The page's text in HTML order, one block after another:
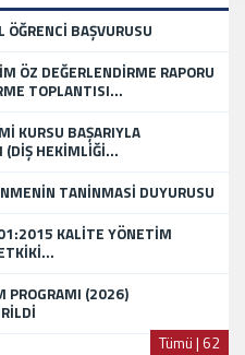
ÖĞRENCİ BAŞVURUSU
ÖZ DEĞERLENDİRME RAPORU
TOPLANTISI...
KURSU BAŞARIYLA
HEKİMLİĞİ...
TANİNMASİ DUYURUSU
KALİTE YÖNETİM
PROGRAMI (2026)
Tümü | 62